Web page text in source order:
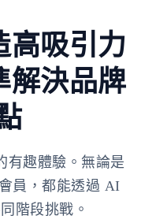
高吸引力
解決品牌
有趣體驗。無論是
員，都能透過 AI
階段挑戰。